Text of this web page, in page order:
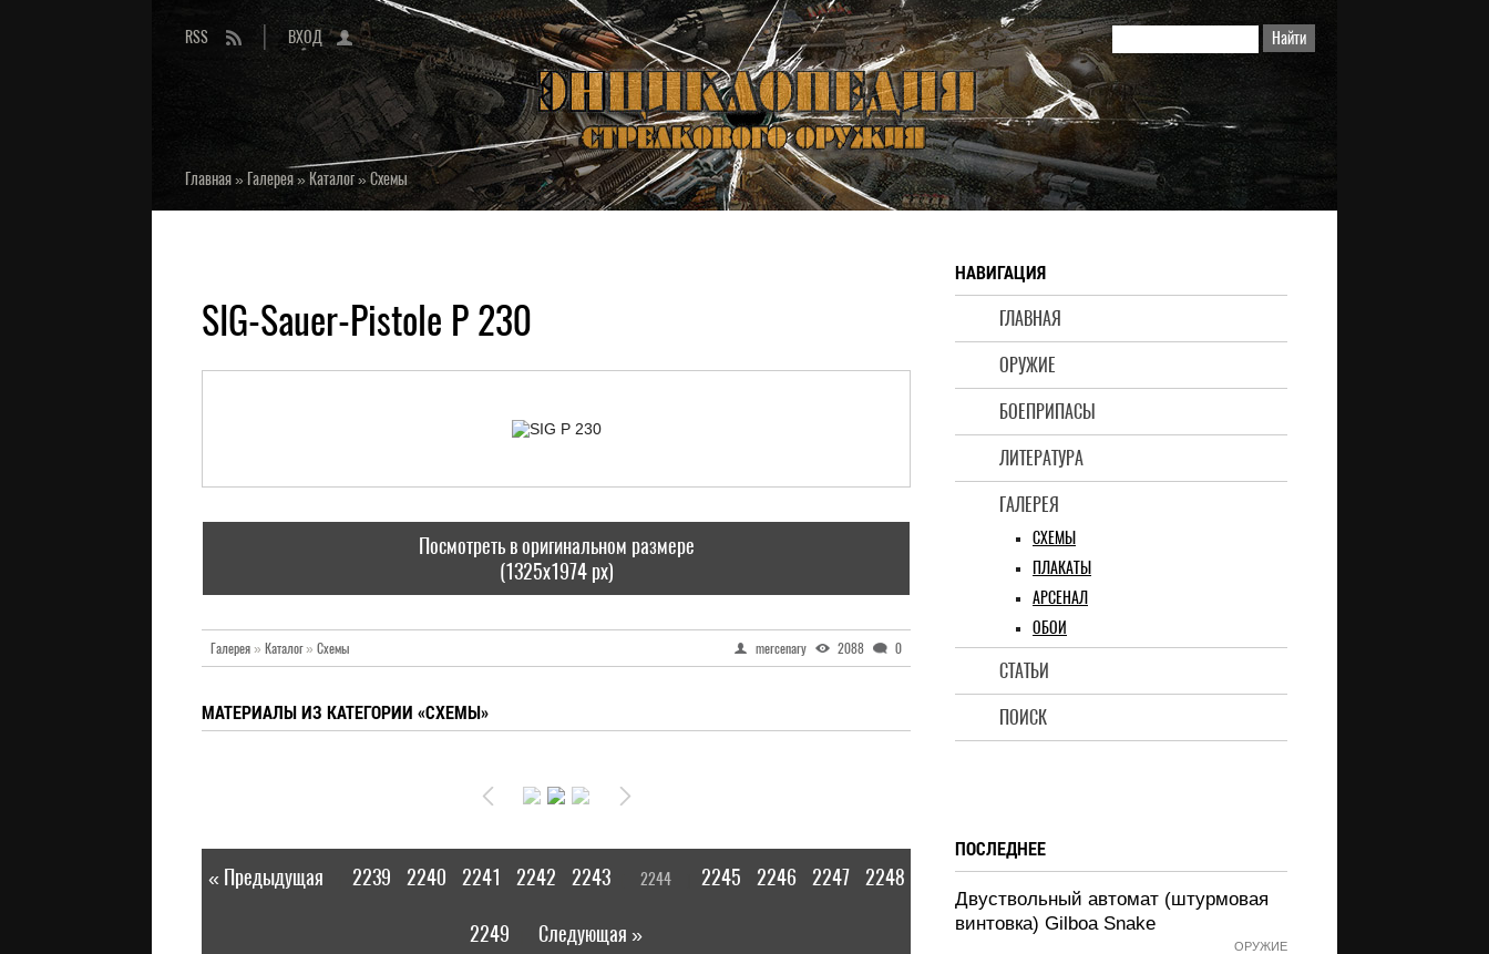
RSS ВХОД
Главная» Галерея»Каталог»Схемы
НАВИГАЦИЯ
ГЛАВНАЯ
ОРУЖИЕ
БОЕПРИПАСЫ
ЛИТЕРАТУРА
ГАЛЕРЕЯ
СХЕМЫ
ПЛАКАТЫ
АРСЕНАЛ
ОБОИ
СТАТЬИ
ПОИСК
SIG-Sauer-Pistole P 230
Посмотреть в оригинальном размере
(1325x1974 px)
Галерея» Каталог» Схемы mercenary 2088 0
МАТЕРИАЛЫ ИЗ КАТЕГОРИИ «СХЕМЫ»
« Предыдущая 2239 2240 2241 2242 2243 2244 2245 2246 2247 2248
2249 Следующая »
ПОСЛЕДНЕЕ
Двуствольный автомат (штурмовая
винтовка) Gilboa Snake
ОРУЖИЕ